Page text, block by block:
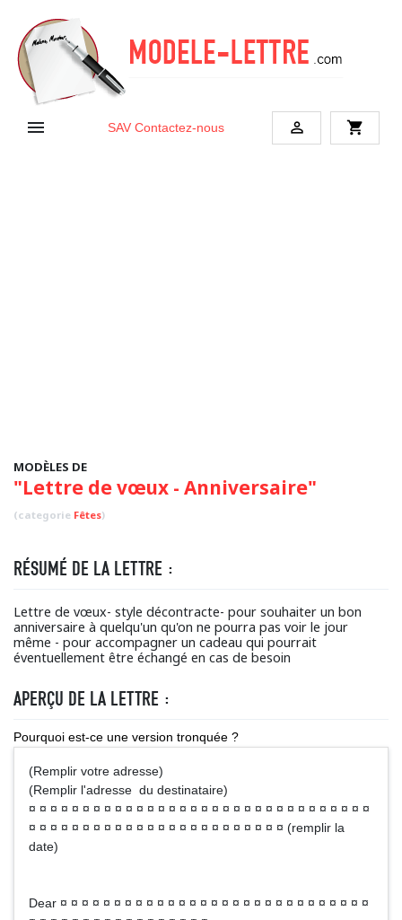
 SAV Contactez-nous  shopping_cart
MODÈLES DE
"Lettre de vœux - Anniversaire"
(categorie Fêtes)
RÉSUMÉ DE LA LETTRE :
Lettre de vœux- style décontracte- pour souhaiter un bon
anniversaire à quelqu'un qu'on ne pourra pas voir le jour
même - pour accompagner un cadeau qui pourrait
éventuellement être échangé en cas de besoin
APERÇU DE LA LETTRE :
Pourquoi est-ce une version tronquée ?
(Remplir votre adresse)
(Remplir l'adresse du destinataire)
¤ ¤ ¤ ¤ ¤ ¤ ¤ ¤ ¤ ¤ ¤ ¤ ¤ ¤ ¤ ¤ ¤ ¤ ¤ ¤ ¤ ¤ ¤ ¤ ¤ ¤ ¤ ¤ ¤ ¤ ¤ ¤
¤ ¤ ¤ ¤ ¤ ¤ ¤ ¤ ¤ ¤ ¤ ¤ ¤ ¤ ¤ ¤ ¤ ¤ ¤ ¤ ¤ ¤ ¤ ¤ (remplir la
date)
Dear ¤ ¤ ¤ ¤ ¤ ¤ ¤ ¤ ¤ ¤ ¤ ¤ ¤ ¤ ¤ ¤ ¤ ¤ ¤ ¤ ¤ ¤ ¤ ¤ ¤ ¤ ¤ ¤ ¤